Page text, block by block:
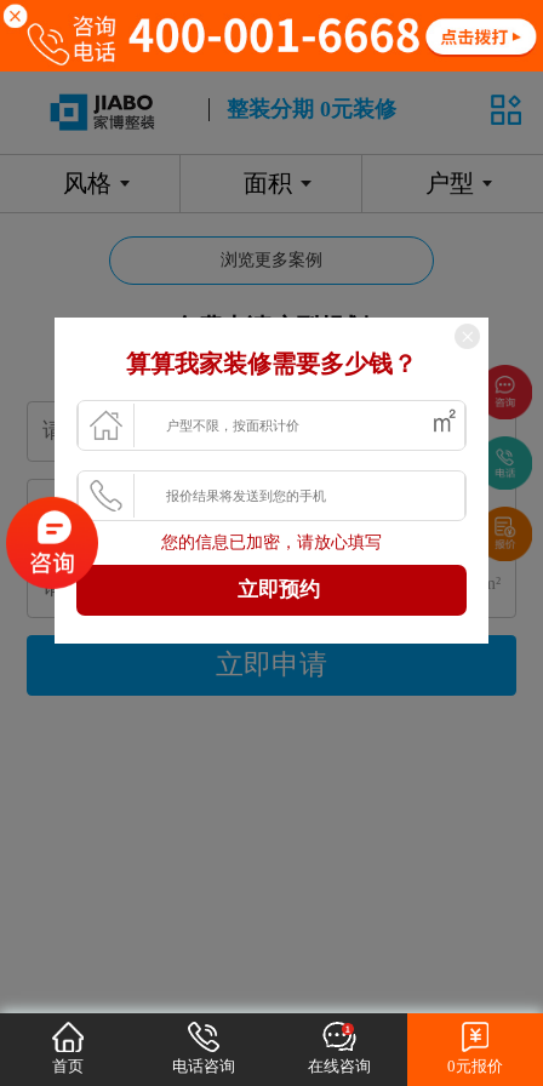
整装分期 0元装修
风格 面积 户型
浏览更多案例
专属设计师免费1对1全程服务
m²
立即申请
首页 电话咨询 在线咨询 0元报价
算算我家装修需要多少钱？
您的信息已加密，请放心填写